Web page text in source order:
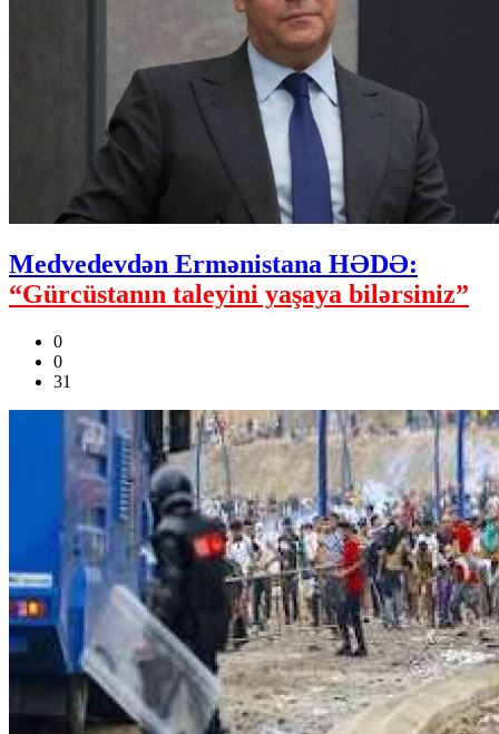
Medvedevdən Ermənistana HƏDƏ:
“Gürcüstanın taleyini yaşaya bilərsiniz”
0
0
31